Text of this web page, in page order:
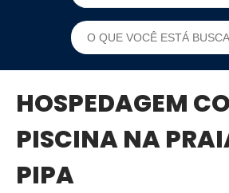
HOSPEDAGEM
PISCINA NA
PIPA